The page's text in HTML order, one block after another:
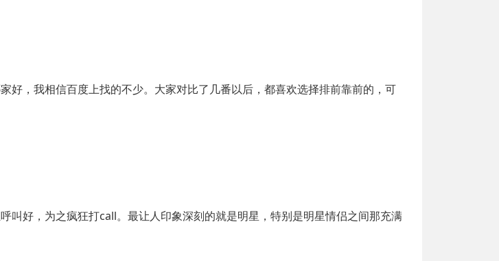
好，我相信百度上找的不少。大家对比了几番以后，都喜欢选择排前靠前的，可
叫好，为之疯狂打call。最让人印象深刻的就是明星，特别是明星情侣之间那充满